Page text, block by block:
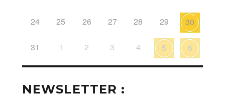
24 25 26 27 28 29 30
31 1 2 3 4 5 6
NEWSLETTER :